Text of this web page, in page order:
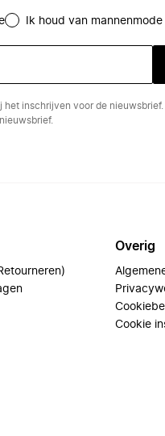
Ik houd van mannenmode
het inschrijven voor de nieuwsbrief.
Overig
Cookie